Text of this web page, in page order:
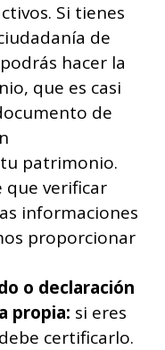
Si tienes
de
hacer la
que es casi
de
patrimonio.
que verificar
informaciones
proporcionar
o declaración
propia: si eres
certificarlo.